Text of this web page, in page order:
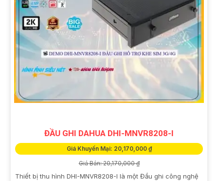
ĐẦU GHI DAHUA DHI-MNVR8208-I
Giá Khuyến Mại: 20,170,000 ₫
Giá Bán: 20,170,000 ₫
Thiết bị thu hình DHI-MNVR8208-I là một Đầu ghi công nghệ